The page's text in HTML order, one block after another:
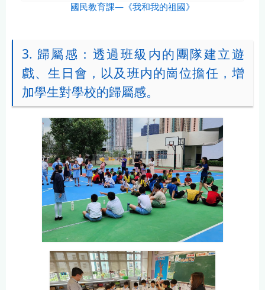
國民教育課—《我和我的祖國》
3. 歸屬感：透過班級内的團隊建立遊
戲、生日會，以及班内的崗位擔任，增
加學生對學校的歸屬感。